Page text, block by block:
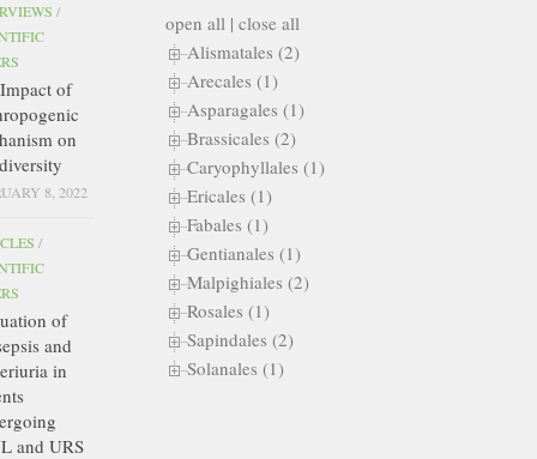
open all | close all
Alismatales (2)
Arecales (1)
Asparagales (1)
Brassicales (2)
Caryophyllales (1)
Ericales (1)
Fabales (1)
Gentianales (1)
Malpighiales (2)
Rosales (1)
Sapindales (2)
Solanales (1)
/
of
on
8, 2022
/
of
and
in
and URS